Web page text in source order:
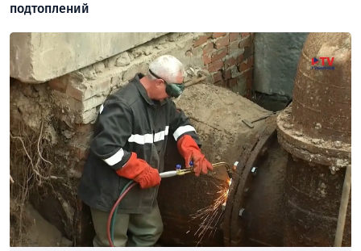
подтоплений